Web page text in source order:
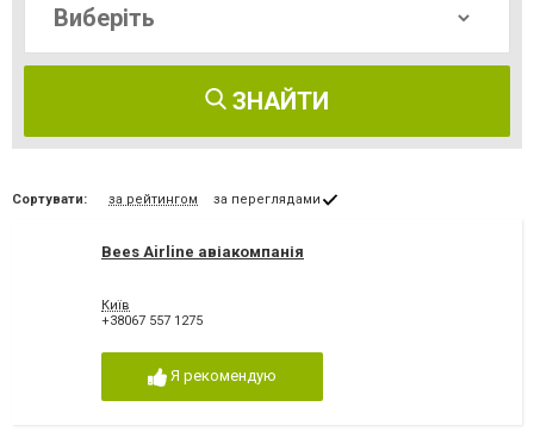
ЗНАЙТИ
Сортувати: за рейтингом за переглядами
Bees Airline авіакомпанія
Київ
+38067 557 1275
Я рекомендую